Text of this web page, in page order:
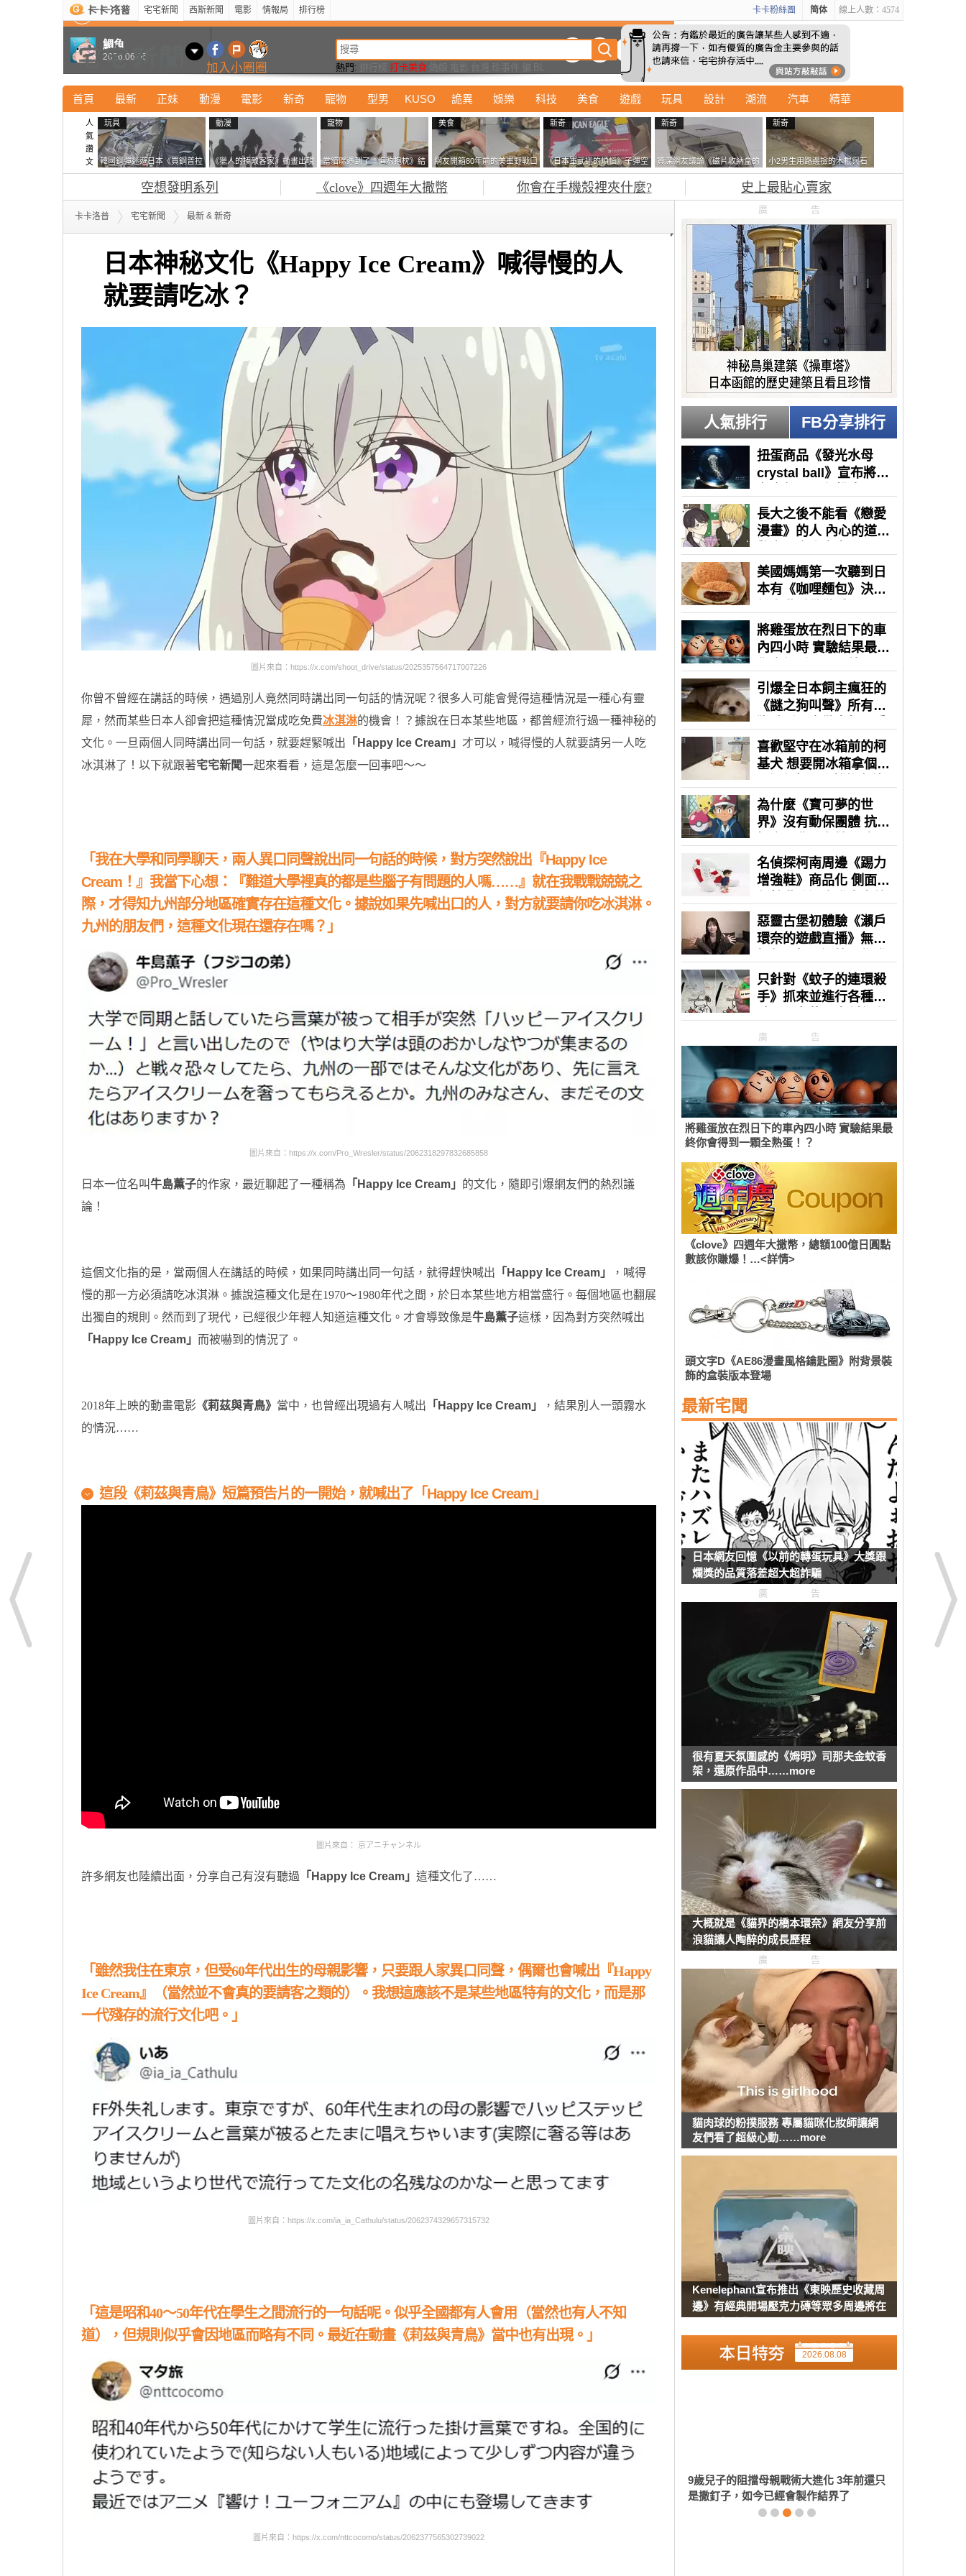
宅宅新聞 西斯新聞 電影 情報局 排行榜 線上人數：4574
简体
卡卡粉絲團
加入小圈圈 熱門: 打卡美食
首頁 最新 正妹 動漫 電影 新奇 寵物 型男 KUSO 詭異 娛樂 科技 美食 遊戲 玩具 設計 潮流 汽車 精華
人
氣
讚
文
玩具
韓國鋼彈迷遊日本《買鋼普拉
塞不進行李箱》網友們集思廣
益提供解方了……
動漫
《獵人的揍敵客家》動畫出現
的這個剪影是誰？你是不是忘
記還有這號人物了
寵物
當貓咪遇到了《海豹抱枕》結
果玩了10天後，海豹一整個走
鐘笑翻網友
美食
網友開箱80年前的美軍野戰口
糧 罐頭本身保存良好，但裡
面的味道...
新奇
《日本軍武迷的煩惱》子彈空
盒在日本超級貴 美國網友直
接一大箱寄給他了
新奇
資深網友議論《磁片收納盒的
鎖有什麼用》想偷的話整盒拿
新奇
小2男生用路邊撿的木棍與石
頭做成了《石斧》馬麻打開書
包嚇一跳怎麼會有這種東
西！？
空想發明系列 《clove》四週年大撒幣 你會在手機殼裡夾什麼? 史上最貼心賣家
卡卡洛普 宅宅新聞 最新 & 新奇
日本神秘文化《Happy Ice Cream》喊得慢的人
就要請吃冰？
最新 新奇 正妹 寵物 型男 Kuso 科技 動漫
鯛魚
2026.06.05
圖片來自：https://x.com/shoot_drive/status/2025357564717007226
你曾不曾經在講話的時候，遇過別人竟然同時講出同一句話的情況呢？很多人可能會覺得這種情況是一種心有靈
犀，然而某些日本人卻會把這種情況當成吃免費冰淇淋的機會！？據說在日本某些地區，都曾經流行過一種神秘的
文化。一旦兩個人同時講出同一句話，就要趕緊喊出 「Happy Ice Cream」 才可以，喊得慢的人就要請另一人吃
冰淇淋了！以下就跟著宅宅新聞一起來看看，這是怎麼一回事吧～～
「我在大學和同學聊天，兩人異口同聲說出同一句話的時候，對方突然說出『Happy Ice
Cream ！』我當下心想：『難道大學裡真的都是些腦子有問題的人嗎……』就在我戰戰兢兢之
際，才得知九州部分地區確實存在這種文化。據說如果先喊出口的人，對方就要請你吃冰淇淋。
九州的朋友們，這種文化現在還存在嗎？」
圖片來自：https://x.com/Pro_Wresler/status/2062318297832685858
日本一位名叫牛島薫子的作家，最近聊起了一種稱為 「Happy Ice Cream」 的文化，隨即引爆網友們的熱烈議
論！
這個文化指的是，當兩個人在講話的時候，如果同時講出同一句話，就得趕快喊出 「Happy Ice Cream」
，喊得
慢的那一方必須請吃冰淇淋。據說這種文化是在1970～1980年代之間，於日本某些地方相當盛行。每個地區也翻展
出獨自的規則。然而到了現代，已經很少年輕人知道這種文化。才會導致像是牛島薫子這樣，因為對方突然喊出
「Happy Ice Cream」 而被嚇到的情況了。
2018年上映的動畫電影 《莉茲與青鳥》 當中，也曾經出現過有人喊出 「Happy Ice Cream」
，結果別人一頭霧水
的情況……
這段《莉茲與青鳥》短篇預告片的一開始，就喊出了 「Happy Ice Cream」
圖片來自： 京アニチャンネル
許多網友也陸續出面，分享自己有沒有聽過 「Happy Ice Cream」 這種文化了……
「雖然我住在東京，但受60年代出生的母親影響，只要跟人家異口同聲，偶爾也會喊出『Happy
Ice Cream』（當然並不會真的要請客之類的）。我想這應該不是某些地區特有的文化，而是那
一代殘存的流行文化吧。」
圖片來自：https://x.com/ia_ia_Cathulu/status/2062374329657315732
「這是昭和40～50年代在學生之間流行的一句話呢。似乎全國都有人會用（當然也有人不知
道），但規則似乎會因地區而略有不同。最近在動畫《莉茲與青鳥》當中也有出現。」
圖片來自：https://x.com/nttcocomo/status/2062377565302739022
廣告
人氣排行 FB分享排行
廣告
將雞蛋放在烈日下的車內四小時 實驗結果最
終你會得到一顆全熟蛋！？
《clove》四週年大撒幣，總額100億日圓點
數該你賺爆！…<詳情>
頭文字D《AE86漫畫風格鑰匙圈》附背景裝
飾的盒裝版本登場
最新宅聞
日本網友回憶《以前的轉蛋玩具》大獎跟
爛獎的品質落差超大超詐騙
廣告
很有夏天氛圍感的《姆明》司那夫金蚊香
架，還原作品中……more
大概就是《貓界的橋本環奈》網友分享前
浪貓讓人陶醉的成長歷程
廣告
貓肉球的粉撲服務 專屬貓咪化妝師讓網
友們看了超級心動……more
Kenelephant宣布推出《東映歷史收藏周
邊》有經典開場壓克力磚等眾多周邊將在
2026.08.08